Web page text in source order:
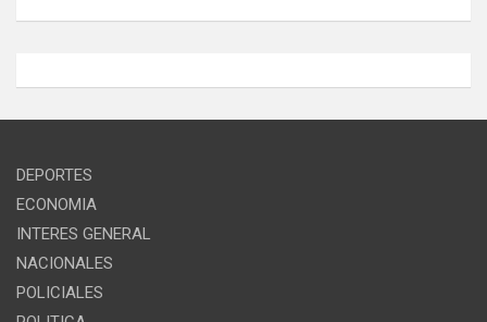
DEPORTES
ECONOMIA
INTERES GENERAL
NACIONALES
POLICIALES